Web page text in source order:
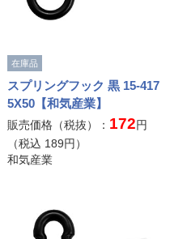
在庫品
スプリングフック 黒 15-417
5X50【和気産業】
販売価格（税抜）： 172円
（税込 189円）
和気産業